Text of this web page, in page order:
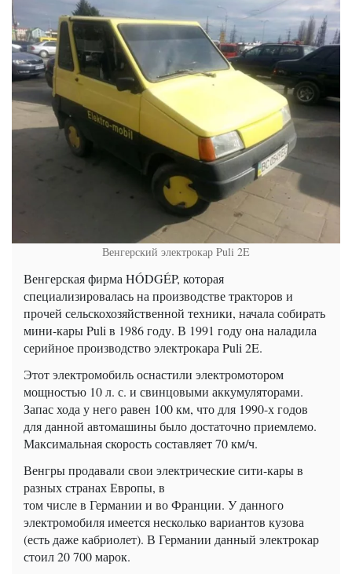
Венгерский электрокар Puli 2E
Венгерская фирма HÓDGÉP, которая
специализировалась на производстве тракторов и
прочей сельскохозяйственной техники, начала собирать
мини-кары Puli в 1986 году. В 1991 году она наладила
серийное производство электрокара Puli 2E.
Этот электромобиль оснастили электромотором
мощностью 10 л. с. и свинцовыми аккумуляторами.
Запас хода у него равен 100 км, что для 1990-х годов
для данной автомашины было достаточно приемлемо.
Максимальная скорость составляет 70 км/ч.
Венгры продавали свои электрические сити-кары в
разных странах Европы, в
том числе в Германии и во Франции. У данного
электромобиля имеется несколько вариантов кузова
(есть даже кабриолет). В Германии данный электрокар
стоил 20 700 марок.